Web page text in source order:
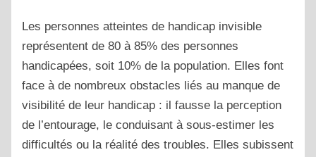
Les personnes atteintes de handicap invisible
représentent de 80 à 85% des personnes
handicapées, soit 10% de la population. Elles font
face à de nombreux obstacles liés au manque de
visibilité de leur handicap : il fausse la perception
de l’entourage, le conduisant à sous-estimer les
difficultés ou la réalité des troubles. Elles subissent